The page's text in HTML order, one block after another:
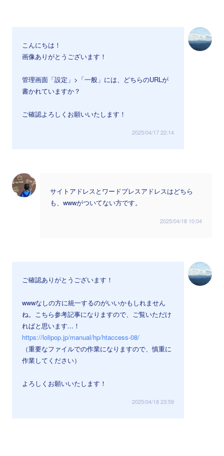
こんにちは！
画像ありがとうございます！
管理画面「設定」>「一般」には、どちらのURLが
書かれていますか？
ご確認よろしくお願いいたします！
2025/04/17 22:14
サイトアドレスとワードプレスアドレスはどちら
も、wwwがついてない方です。
2025/04/18 10:04
ご確認ありがとうございます！
wwwなしの方に統一するのがいいかもしれません
ね。こちら参考記事になりますので、ご覧いただけ
ればと思います...！
https://lolipop.jp/manual/hp/htaccess-08/
（重要なファイルでの作業になりますので、慎重に
作業してください）
よろしくお願いいたします！
2025/04/18 23:59